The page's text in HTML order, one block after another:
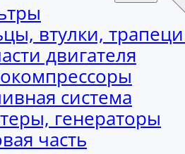
втулки,
двигателя
система
генераторы
часть